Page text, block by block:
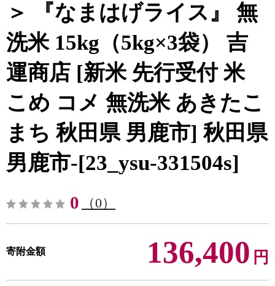
＞ 『なまはげライス』 無
洗米 15kg（5kg×3袋） 吉
運商店 [新米 先行受付 米
こめ コメ 無洗米 あきたこ
まち 秋田県 男鹿市] 秋田県
男鹿市-[23_ysu-331504s]
0 （0）
寄附金額 136,400 円